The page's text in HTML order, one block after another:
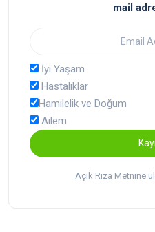
mail
İyi Yaşam
Hastalıklar
Hamilelik ve Doğum
Ailem
Açık Rıza Metnine